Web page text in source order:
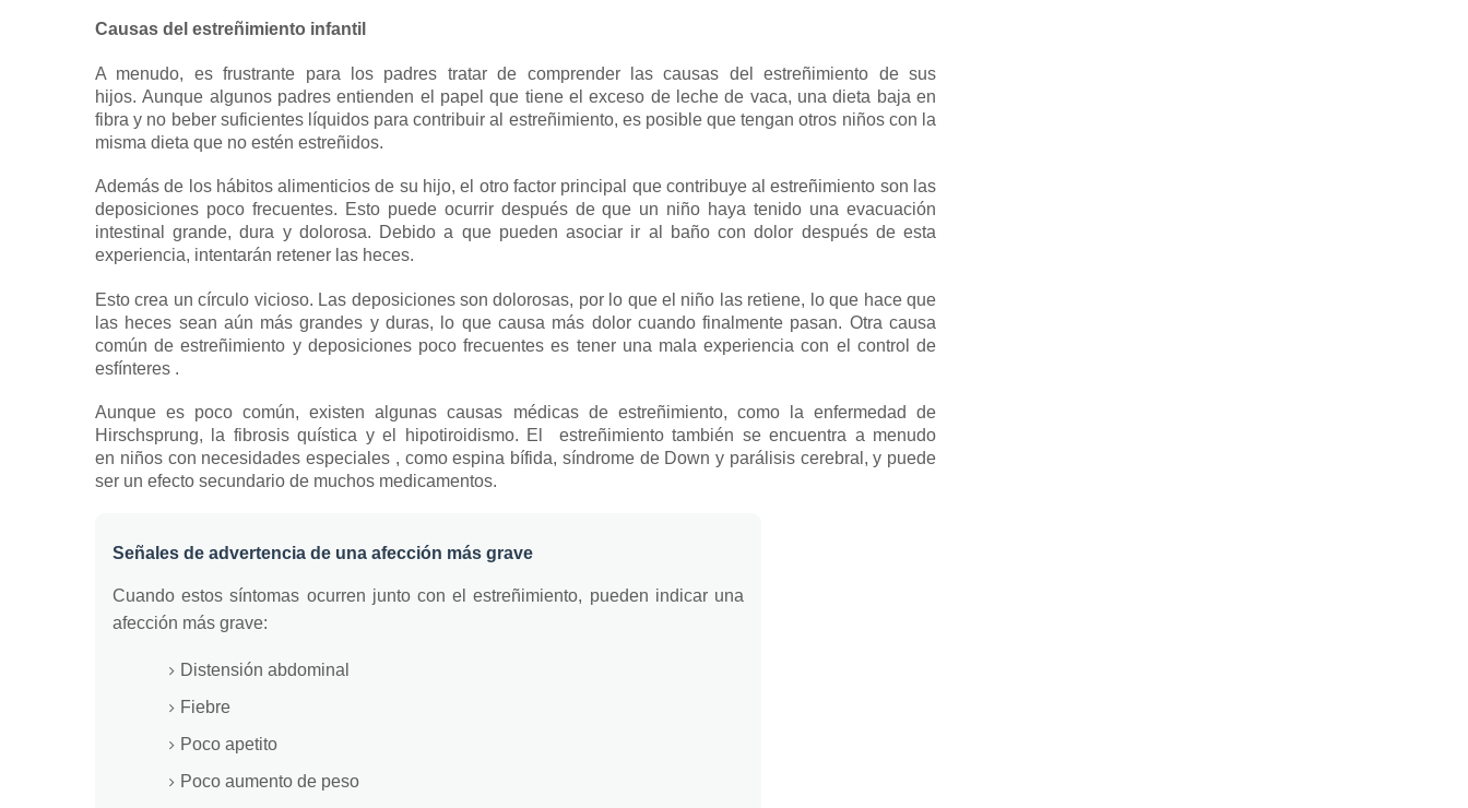
Causas del estreñimiento infantil
A menudo, es frustrante para los padres tratar de comprender las causas del estreñimiento de sus
hijos.Aunque algunos padres entienden el papel que tiene el exceso de leche de vaca, una dieta baja en
fibra y no beber suficientes líquidos para contribuir al estreñimiento, es posible que tengan otros niños con la
misma dieta que no estén estreñidos.
Además de los hábitos alimenticios de su hijo, el otro factor principal que contribuye al estreñimiento son las
deposiciones poco frecuentes. Esto puede ocurrir después de que un niño haya tenido una evacuación
intestinal grande, dura y dolorosa. Debido a que pueden asociar ir al baño con dolor después de esta
experiencia, intentarán retener las heces.
Esto crea un círculo vicioso. Las deposiciones son dolorosas, por lo que el niño las retiene, lo que hace que
las heces sean aún más grandes y duras, lo que causa más dolor cuando finalmente pasan. Otra causa
común de estreñimiento y deposiciones poco frecuentes es tener una mala experiencia con el control de
esfínteres .
Aunque es poco común, existen algunas causas médicas de estreñimiento, como la enfermedad de
Hirschsprung, la fibrosis quística y el hipotiroidismo. El
estreñimiento también se encuentra a menudo
en niños con necesidades especiales , como espina bífida, síndrome de Down y parálisis cerebral, y puede
ser un efecto secundario de muchos medicamentos.
Señales de advertencia de una afección más grave
Cuando estos síntomas ocurren junto con el estreñimiento, pueden indicar una
afección más grave:
Distensión abdominal
Fiebre
Poco apetito
Poco aumento de peso